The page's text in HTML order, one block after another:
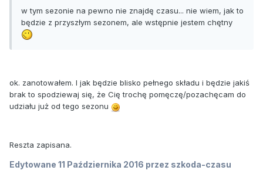
w tym sezonie na pewno nie znajdę czasu... nie wiem, jak to
będzie z przyszłym sezonem, ale wstępnie jestem chętny
ok. zanotowałem. I jak będzie blisko pełnego składu i będzie jakiś
brak to spodziewaj się, że Cię trochę pomęczę/pozachęcam do
udziału już od tego sezonu
Reszta zapisana.
Edytowane 11 Października 2016 przez szkoda-czasu